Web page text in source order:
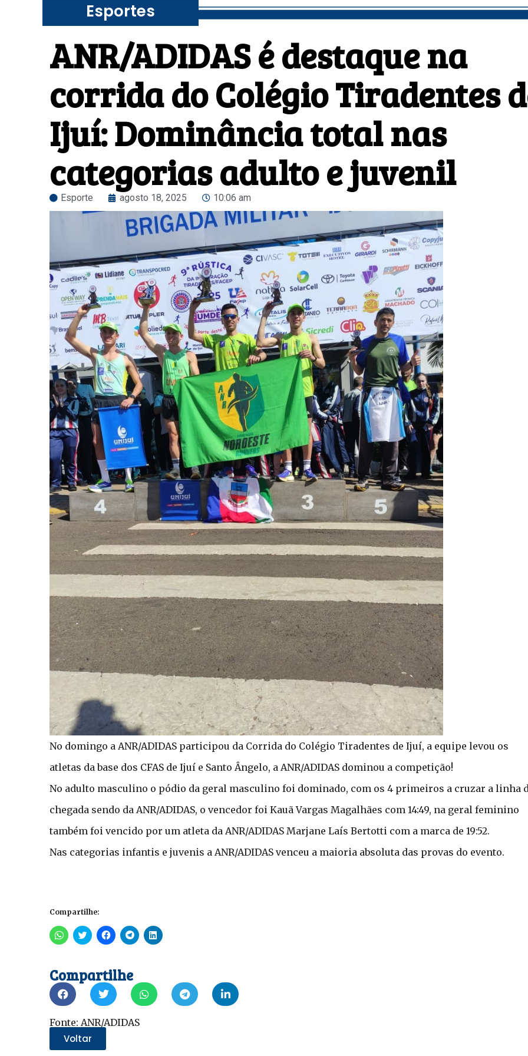
Esportes
ANR/ADIDAS é destaque na
corrida do Colégio Tiradentes
Ijuí: Dominância total nas
categorias adulto e juvenil
Esporte agosto 18, 2025 10:06 am
No domingo a ANR/ADIDAS participou da Corrida do Colégio Tiradentes de Ijuí, a equipe levou os
atletas da base dos CFAS de Ijuí e Santo Ângelo, a ANR/ADIDAS dominou a competição!
No adulto masculino o pódio da geral masculino foi dominado, com os 4 primeiros a cruzar a linha
chegada sendo da ANR/ADIDAS, o vencedor foi Kauã Vargas Magalhães com 14:49, na geral feminino
também foi vencido por um atleta da ANR/ADIDAS Marjane Laís Bertotti com a marca de 19:52.
Nas categorias infantis e juvenis a ANR/ADIDAS venceu a maioria absoluta das provas do evento.
Compartilhe:
Clique
para
em
nova
janela)
Clique
para
em
nova
janela)
Clique
para
em
nova
janela)
Clique
para
janela)
Clique
para
janela)
Compartilhe
Fonte: ANR/ADIDAS
Voltar